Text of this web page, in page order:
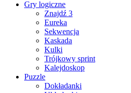
Gry logiczne
Znajdź 3
Eureka
Sekwencja
Kaskada
Kulki
Trójkowy sprint
Kalejdoskop
Puzzle
Dokładanki